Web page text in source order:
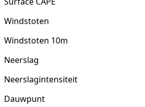
Windstoten
Windstoten 10m
Neerslag
Neerslagintensiteit
Dauwpunt